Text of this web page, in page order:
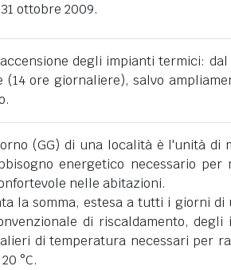
ottobre 2009.
degli impianti termici:
(14 ore giornaliere), salvo
(GG) di una località è l'unità di
energetico necessario per
nelle abitazioni.
la somma, estesa a tutti i giorni di
di riscaldamento, degli
di temperatura necessari per
°C.